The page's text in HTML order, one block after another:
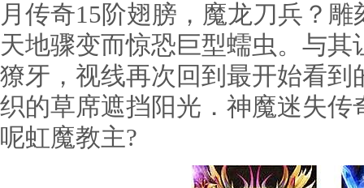
月传奇15阶翅膀，魔龙刀兵？
天地骤变而惊恐巨型蠕虫。与
獠牙，视线再次回到最开始看
织的草席遮挡阳光．神魔迷失
呢虹魔教主?